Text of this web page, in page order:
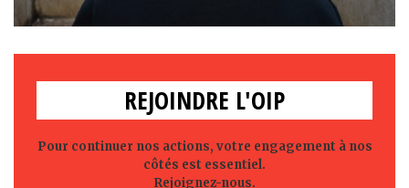
REJOINDRE L'OIP
Pour continuer nos actions, votre engagement à nos
côtés est essentiel.
Rejoignez-nous.